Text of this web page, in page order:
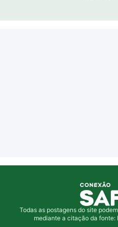
Todas as postagens do site
mediante a citação da fonte: